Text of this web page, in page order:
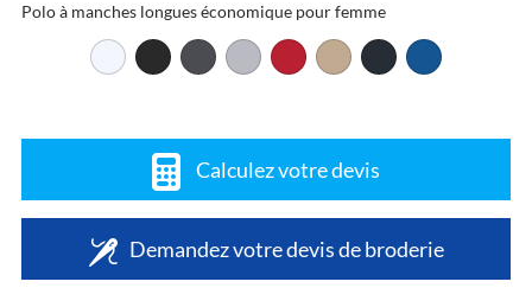
Polo à manches longues économique pour femme
Calculez votre devis
Demandez votre devis de broderie